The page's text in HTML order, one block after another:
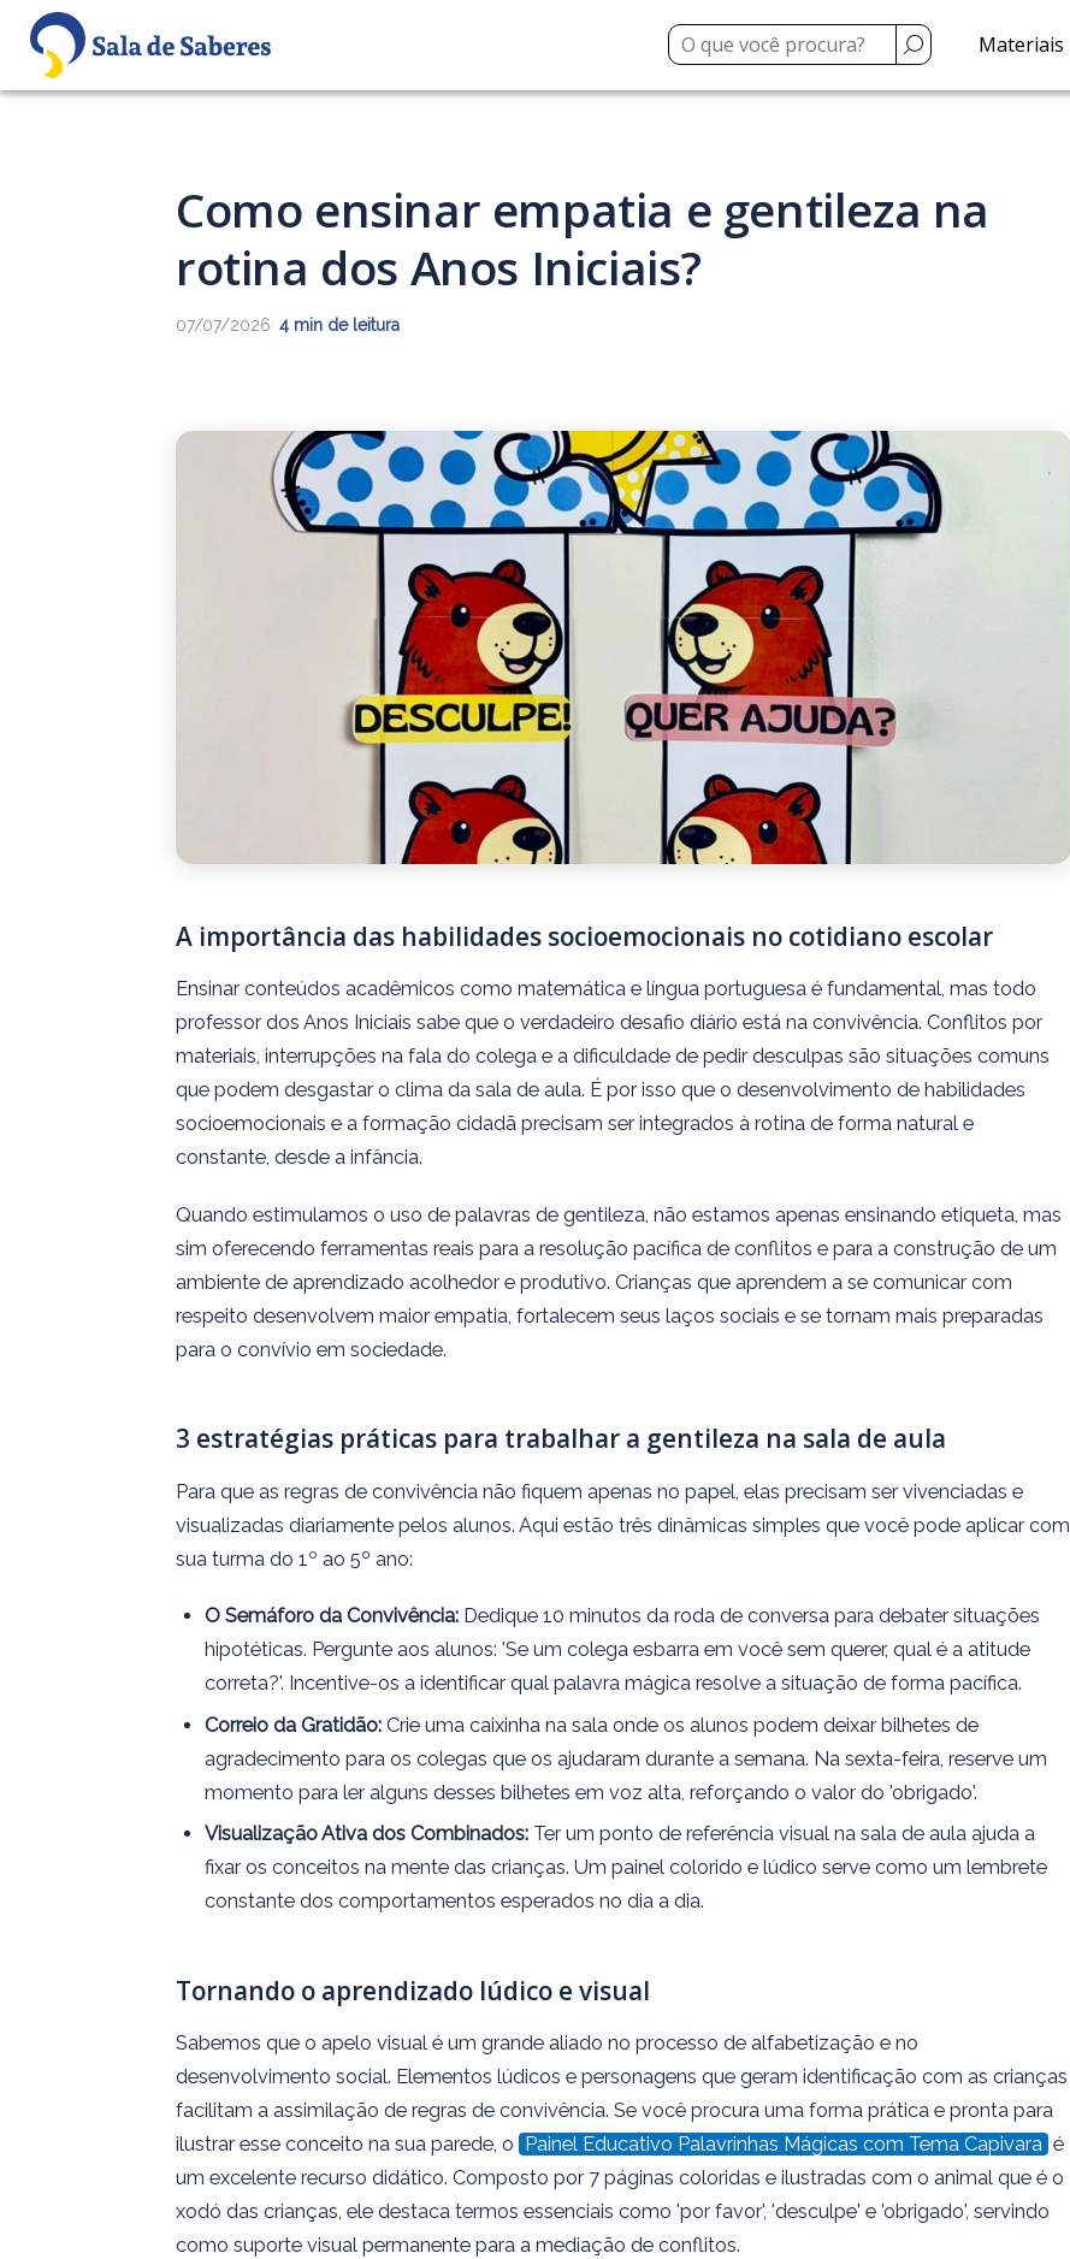
Materiais
Como ensinar empatia e gentileza na
rotina dos Anos Iniciais?
07/07/2026· 4 min de leitura
A importância das habilidades socioemocionais no cotidiano escolar
Ensinar conteúdos acadêmicos como matemática e língua portuguesa é fundamental, mas todo
professor dos Anos Iniciais sabe que o verdadeiro desafio diário está na convivência. Conflitos por
materiais, interrupções na fala do colega e a dificuldade de pedir desculpas são situações comuns
que podem desgastar o clima da sala de aula. É por isso que o desenvolvimento de habilidades
socioemocionais e a formação cidadã precisam ser integrados à rotina de forma natural e
constante, desde a infância.
Quando estimulamos o uso de palavras de gentileza, não estamos apenas ensinando etiqueta, mas
sim oferecendo ferramentas reais para a resolução pacífica de conflitos e para a construção de um
ambiente de aprendizado acolhedor e produtivo. Crianças que aprendem a se comunicar com
respeito desenvolvem maior empatia, fortalecem seus laços sociais e se tornam mais preparadas
para o convívio em sociedade.
3 estratégias práticas para trabalhar a gentileza na sala de aula
Para que as regras de convivência não fiquem apenas no papel, elas precisam ser vivenciadas e
visualizadas diariamente pelos alunos. Aqui estão três dinâmicas simples que você pode aplicar com
sua turma do 1º ao 5º ano:
O Semáforo da Convivência: Dedique 10 minutos da roda de conversa para debater situações
hipotéticas. Pergunte aos alunos: 'Se um colega esbarra em você sem querer, qual é a atitude
correta?'. Incentive-os a identificar qual palavra mágica resolve a situação de forma pacífica.
Correio da Gratidão: Crie uma caixinha na sala onde os alunos podem deixar bilhetes de
agradecimento para os colegas que os ajudaram durante a semana. Na sexta-feira, reserve um
momento para ler alguns desses bilhetes em voz alta, reforçando o valor do 'obrigado'.
Visualização Ativa dos Combinados: Ter um ponto de referência visual na sala de aula ajuda a
fixar os conceitos na mente das crianças. Um painel colorido e lúdico serve como um lembrete
constante dos comportamentos esperados no dia a dia.
Tornando o aprendizado lúdico e visual
Sabemos que o apelo visual é um grande aliado no processo de alfabetização e no
desenvolvimento social. Elementos lúdicos e personagens que geram identificação com as crianças
facilitam a assimilação de regras de convivência. Se você procura uma forma prática e pronta para
ilustrar esse conceito na sua parede, o
Painel Educativo Palavrinhas Mágicas com Tema Capivara é
um excelente recurso didático. Composto por 7 páginas coloridas e ilustradas com o animal que é o
xodó das crianças, ele destaca termos essenciais como 'por favor', 'desculpe' e 'obrigado', servindo
como suporte visual permanente para a mediação de conflitos.